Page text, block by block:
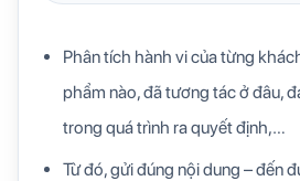
Phân tích hành vi của từng
phẩm nào, đã tương tác ở đâu,
trong quá trình ra quyết định,…
Từ đó, gửi đúng nội dung – đến